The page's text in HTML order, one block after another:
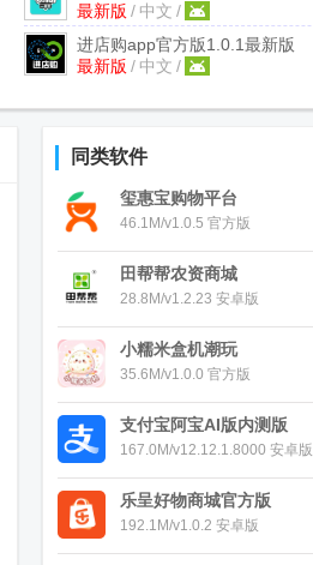
最新版 / 中文 /
进店购app官方版1.0.1最新版
最新版 / 中文 /
同类软件
玺惠宝购物平台
46.1M/v1.0.5 官方版
田帮帮农资商城
28.8M/v1.2.23 安卓版
小糯米盒机潮玩
35.6M/v1.0.0 官方版
支付宝阿宝AI版内测版
167.0M/v12.12.1.8000 安卓版
乐呈好物商城官方版
192.1M/v1.0.2 安卓版